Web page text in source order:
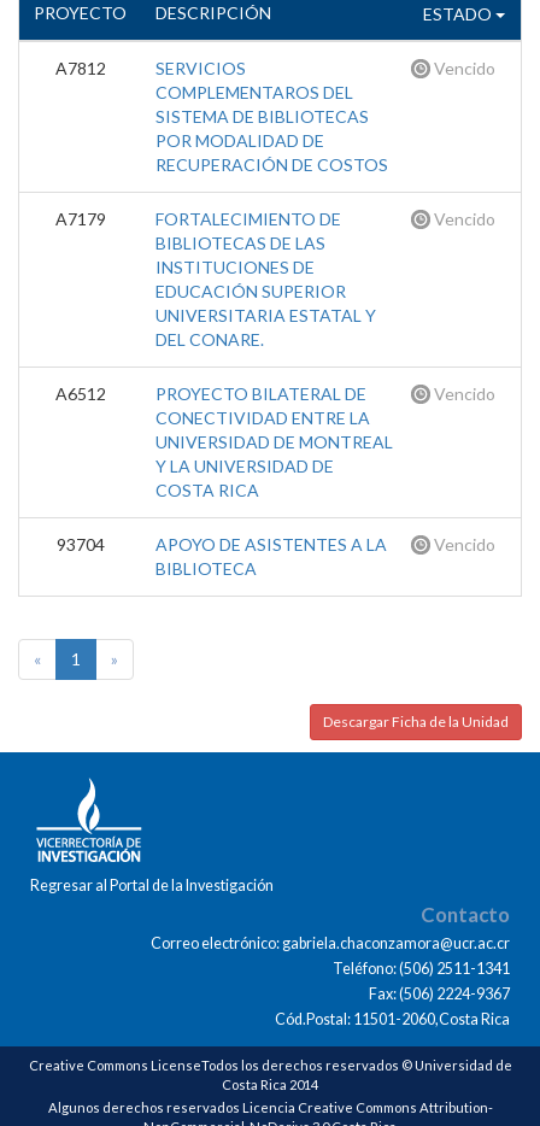
PROYECTO
DESCRIPCIÓN ESTADO
A7812
SERVICIOS
COMPLEMENTAROS DEL
SISTEMA DE BIBLIOTECAS
POR MODALIDAD DE
RECUPERACIÓN DE COSTOS
Vencido
A7179
FORTALECIMIENTO DE
BIBLIOTECAS DE LAS
INSTITUCIONES DE
EDUCACIÓN SUPERIOR
UNIVERSITARIA ESTATAL Y
DEL CONARE.
Vencido
A6512
PROYECTO BILATERAL DE
CONECTIVIDAD ENTRE LA
UNIVERSIDAD DE MONTREAL
Y LA UNIVERSIDAD DE
COSTA RICA
Vencido
93704
APOYO DE ASISTENTES A LA
BIBLIOTECA
Vencido
« 1 »
Descargar Ficha de la Unidad
Regresar al Portal de la Investigación
Contacto
Correo electrónico: gabriela.chaconzamora@ucr.ac.cr
Teléfono: (506) 2511-1341
Fax: (506) 2224-9367
Cód.Postal: 11501-2060,Costa Rica
Creative Commons LicenseTodos los derechos reservados © Universidad de
Costa Rica 2014
Algunos derechos reservados Licencia Creative Commons Attribution-